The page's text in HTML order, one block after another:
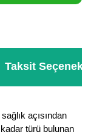
Taksit
açısından
türü bulunan